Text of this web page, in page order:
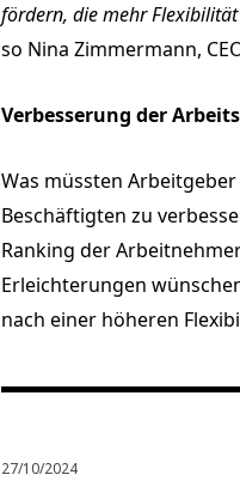
fördern, die mehr
so Nina Zimmermann,
Verbesserung der
Was müssten
Beschäftigten zu
Ranking der
Erleichterungen
nach einer höheren
27/10/2024